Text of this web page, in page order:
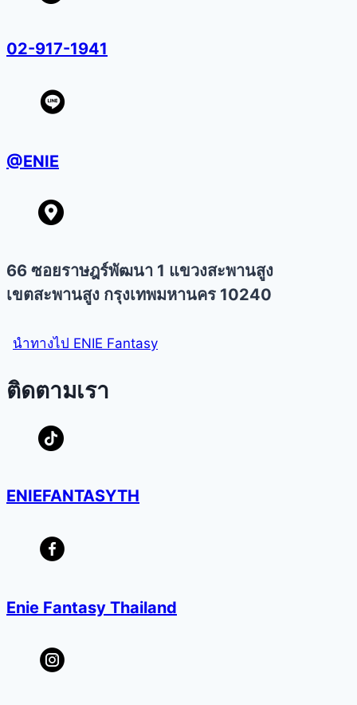
02-917-1941
@ENIE
66 ซอยราษฎร์พัฒนา 1 แขวงสะพานสูง
เขตสะพานสูง กรุงเทพมหานคร 10240
นำทางไป ENIE Fantasy
ติดตามเรา
ENIEFANTASYTH
Enie Fantasy Thailand